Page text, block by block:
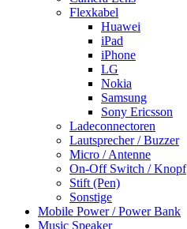
Flexkabel
Huawei
iPad
iPhone
LG
Nokia
Samsung
Sony Ericsson
Ladeconnectoren
Lautsprecher / Buzzer
Micro / Antenne
On-Off Switch / Knopf
Stift (Pen)
Sonstige
Mobile Power / Power Bank
Music Speaker